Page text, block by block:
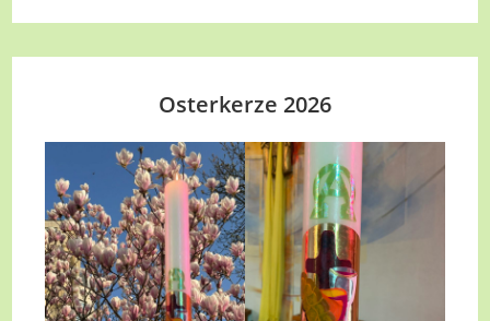
Osterkerze 2026